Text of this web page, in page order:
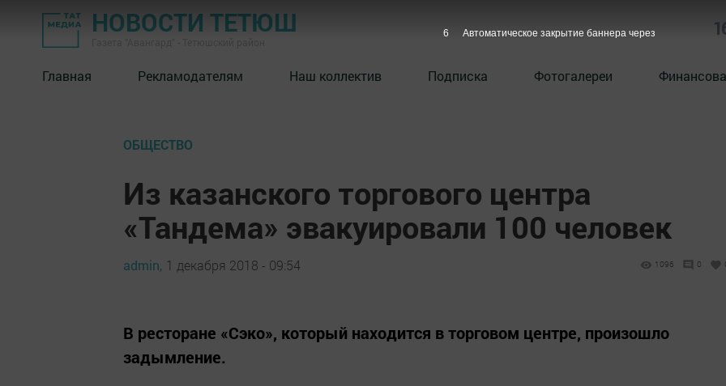
НОВОСТИ ТЕТЮШ
Главная Рекламодателям Наш коллектив Подписка Фотогалереи
ОБЩЕСТВО
Из казанского торгового центра
«Тандема» эвакуировали 100 человек
admin, 1 декабря 2018 - 09:54 1096 0
В ресторане «Сэко», который находится в торговом центре, произошло
задымление.
5 Автоматическое закрытие баннера через